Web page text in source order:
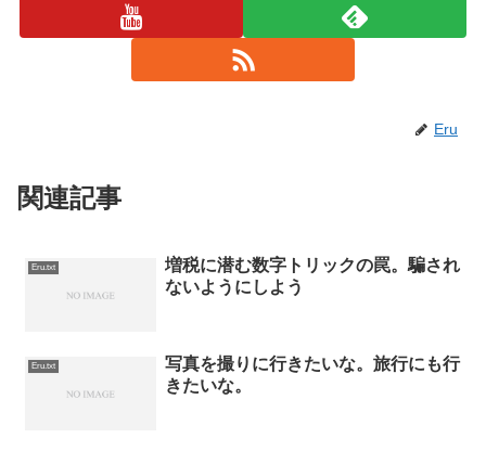
Eru
関連記事
Eru.txt
増税に潜む数字トリックの罠。騙され
ないようにしよう
Eru.txt
写真を撮りに行きたいな。旅行にも行
きたいな。